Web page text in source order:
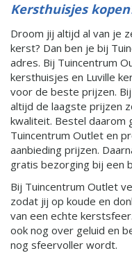
Kersthuisjes
Droom jij altijd al van je
kerst? Dan ben je bij
adres. Bij Tuincentrum
kersthuisjes en Luville
voor de beste prijzen.
altijd de laagste prijzen
kwaliteit. Bestel daarom
Tuincentrum Outlet en
aanbieding prijzen.
gratis bezorging bij een
Bij Tuincentrum Outlet
zodat jij op koude en
van een echte
ook nog over geluid en
nog sfeervoller wordt.